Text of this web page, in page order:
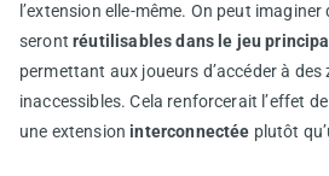
l’extension elle-même. On peut
serontréutilisables dans le jeu principal
permettant aux joueurs d’accéder à des
inaccessibles. Cela renforcerait l’effet de
une extensioninterconnectée plutôt